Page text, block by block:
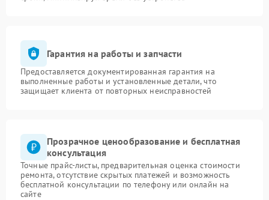
Гарантия на работы и запчасти
Предоставляется документированная гарантия на
выполненные работы и установленные детали, что
защищает клиента от повторных неисправностей
Прозрачное ценообразование и бесплатная
консультация
Точные прайс-листы, предварительная оценка стоимости
ремонта, отсутствие скрытых платежей и возможность
бесплатной консультации по телефону или онлайн на
сайте